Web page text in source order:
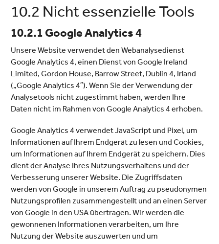
10.2 Nicht essenzielle Tools
10.2.1 Google Analytics 4
Unsere Website verwendet den Webanalysedienst
Google Analytics 4, einen Dienst von Google Ireland
Limited, Gordon House, Barrow Street, Dublin 4, Irland
(„Google Analytics 4″). Wenn Sie der Verwendung der
Analysetools nicht zugestimmt haben, werden Ihre
Daten nicht im Rahmen von Google Analytics 4 erhoben.
Google Analytics 4 verwendet JavaScript und Pixel, um
Informationen auf Ihrem Endgerät zu lesen und Cookies,
um Informationen auf Ihrem Endgerät zu speichern. Dies
dient der Analyse Ihres Nutzungsverhaltens und der
Verbesserung unserer Website. Die Zugriffsdaten
werden von Google in unserem Auftrag zu pseudonymen
Nutzungsprofilen zusammengestellt und an einen Server
von Google in den USA übertragen. Wir werden die
gewonnenen Informationen verarbeiten, um Ihre
Nutzung der Website auszuwerten und um